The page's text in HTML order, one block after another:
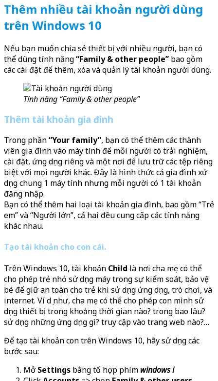
Thêm nhiều tài khoản người dùng
trên Windows 10
Nếu bạn muốn chia sẻ thiết bị với nhiều người, bạn có
thể dùng tính năng“Family & other people” bao gồm
các cài đặt để thêm, xóa và quản lý tài khoản người dùng.
Tính năng “Family & other people”
Thêm tài khoản gia đình
Trong phần“Your family”, bạn có thể thêm các thành
viên gia đình vào máy tính để mỗi người có trải nghiệm,
cài đặt, ứng dụng riêng và một nơi để lưu trữ các tệp riêng
biệt với mọi người khác. Đây là hình thức cả gia đình xử
dụng chung 1 máy tính nhưng mỗi người có 1 tài khoản
đăng nhập.
Bạn có thể thêm hai loại tài khoản gia đình, bao gồm “Trẻ
em” và “Người lớn”, cả hai đều cung cấp các tính năng
khác nhau.
Tạo tài khoản cho con cái.
Trên Windows 10, tài khoản Child là nơi cha mẹ có thể
cho phép trẻ nhỏ sử dụng máy trong sự kiểm soát, bảo vệ
bé để giữ an toàn cho trẻ khi sử dụng ứng dụng, trò chơi, và
internet. Ví dụ như, cha mẹ có thể cho phép con mình sử
dụng thiết bị trong khoảng thời gian nào? trong bao lâu?
sử dụng những ứng dụng gì? truy cập vào trang web nào?…
Để tạo tài khoản con trên Windows 10, hãy sử dụng các
bước sau:
MởSettings bằng tổ hợp phím windows i